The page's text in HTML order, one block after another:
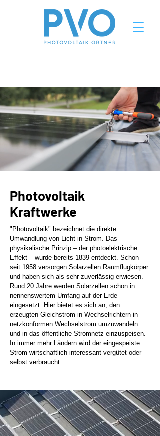
Photovoltaik
Kraftwerke
"Photovoltaik" bezeichnet die direkte
Umwandlung von Licht in Strom. Das
physikalische Prinzip – der photoelektrische
Effekt – wurde bereits 1839 entdeckt. Schon
seit 1958 versorgen Solarzellen Raumflugkörper
und haben sich als sehr zuverlässig erwiesen.
Rund 20 Jahre werden Solarzellen schon in
nennenswertem Umfang auf der Erde
eingesetzt. Hier bietet es sich an, den
erzeugten Gleichstrom in Wechselrichtern in
netzkonformen Wechselstrom umzuwandeln
und in das öffentliche Stromnetz einzuspeisen.
In immer mehr Ländern wird der eingespeiste
Strom wirtschaftlich interessant vergütet oder
selbst verbraucht.